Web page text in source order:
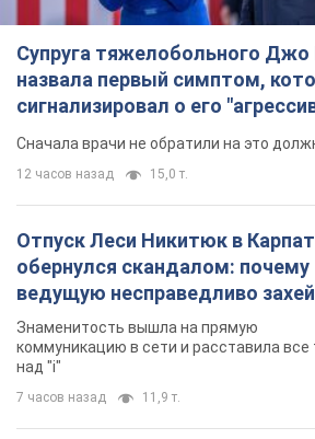
Супруга тяжелобольного Джо
назвала первый симптом,
сигнализировал о его
Сначала врачи не обратили на это
12 часов назад 15,0 т.
Отпуск Леси Никитюк в
обернулся скандалом: почему
ведущую несправедливо
Знаменитость вышла на прямую
коммуникацию в сети и расставила все
над "i"
7 часов назад 11,9 т.